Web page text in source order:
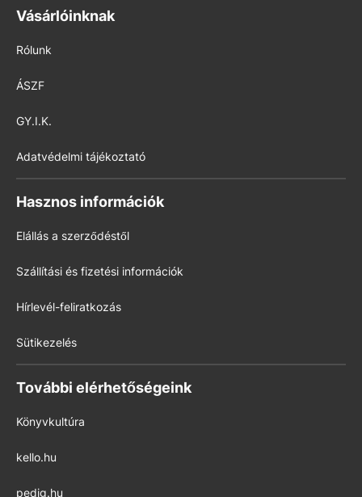
Vásárlóinknak
Rólunk
ÁSZF
GY.I.K.
Adatvédelmi tájékoztató
Hasznos információk
Elállás a szerződéstől
Szállítási és fizetési információk
Hírlevél-feliratkozás
Sütikezelés
További elérhetőségeink
Könyvkultúra
kello.hu
pedig.hu